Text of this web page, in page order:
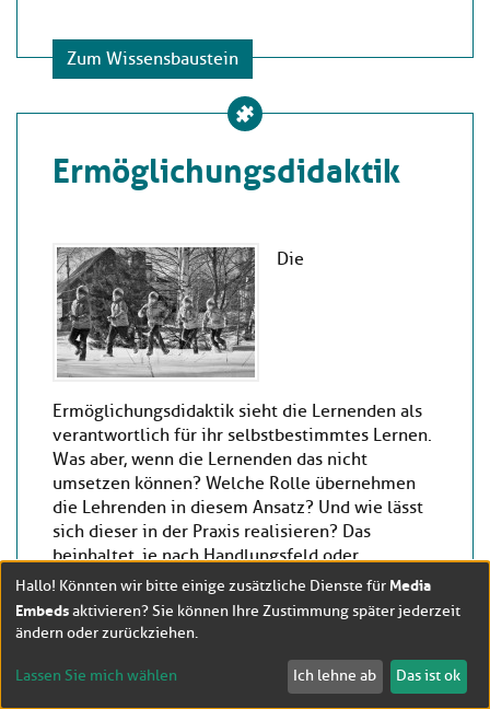
Zum Wissensbaustein
Ermöglichungsdidaktik
Die
Ermöglichungsdidaktik sieht die Lernenden als
verantwortlich für ihr selbstbestimmtes Lernen.
Was aber, wenn die Lernenden das nicht
umsetzen können? Welche Rolle übernehmen
die Lehrenden in diesem Ansatz? Und wie lässt
sich dieser in der Praxis realisieren? Das
beinhaltet, je nach Handlungsfeld oder
Kursinhalt, Herausforderungen für Lehrende,
Lernende und Einrichtungen.
Zum Wissensbaustein
Hallo! Könnten wir bitte einige zusätzliche Dienste für Media
Embedsaktivieren? Sie können Ihre Zustimmung später jederzeit
ändern oder zurückziehen.
Lassen Sie mich wählen Ich lehne ab Das ist ok